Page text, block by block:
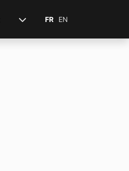
FR EN